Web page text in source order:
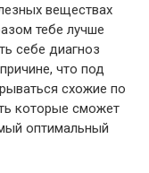
веществах
тебе лучше
себе диагноз
что под
схожие по
которые сможет
оптимальный